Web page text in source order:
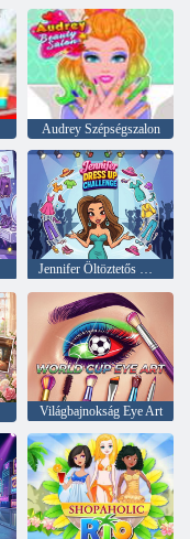
Audrey Szépségszalon
Jennifer Öltöztetős Kihívás
Világbajnokság Eye Art